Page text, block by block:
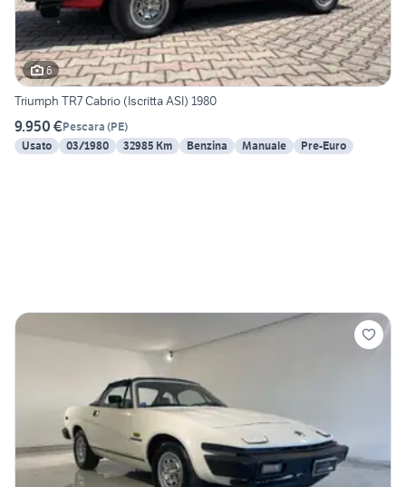
6
Triumph TR7 Cabrio (Iscritta ASI) 1980
9.950 €Pescara (PE)
Usato
03/1980 32985 Km Benzina Manuale Pre-Euro